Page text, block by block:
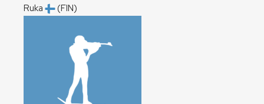
Ruka
(FIN)